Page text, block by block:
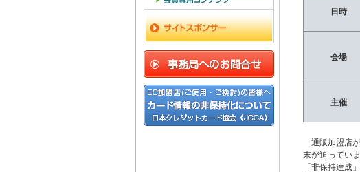
日時
会場
主催
通販加盟店
末が迫っていま
「非保持達成